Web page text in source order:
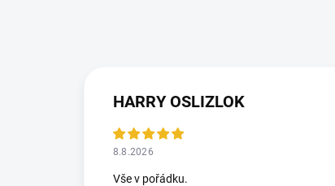
HARRY OSLIZLOK
8.8.2026
Vše v pořádku.